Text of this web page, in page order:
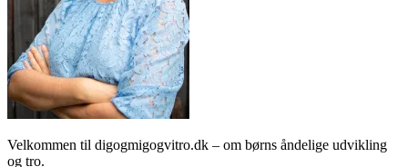
Velkommen til digogmigogvitro.dk – om børns åndelige udvikling
og tro.